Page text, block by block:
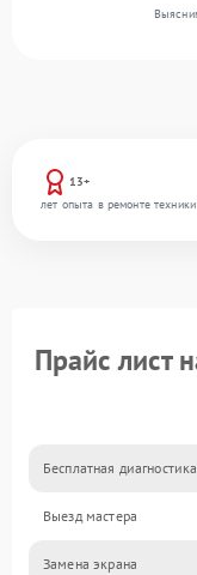
13+
лет опыта в ремонте техники
Прайс лист
Бесплатная диагностика
Выезд мастера
Замена экрана